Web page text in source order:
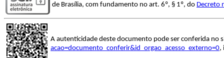
de Brasília, com fundamento no art. 6º, § 1º, do Decreto
A autenticidade deste documento pode ser conferida no
acao=documento_conferir&id_orgao_acesso_externo=0,